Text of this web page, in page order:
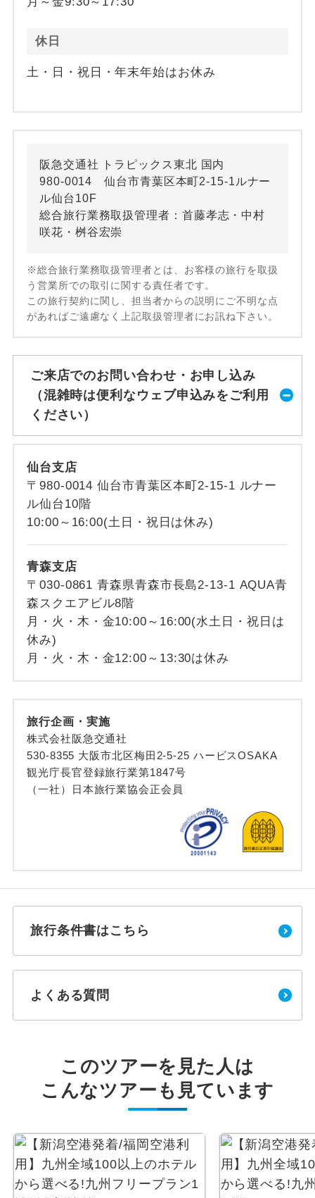
休日
土・日・祝日・年末年始はお休み
阪急交通社 トラピックス東北 国内
980-0014 仙台市青葉区本町2-15-1ルナー
ル仙台10F
総合旅行業務取扱管理者：首藤孝志・中村
咲花・桝谷宏崇
※総合旅行業務取扱管理者とは、お客様の旅行を取扱
う営業所での取引に関する責任者です。
この旅行契約に関し、担当者からの説明にご不明な点
があればご遠慮なく上記取扱管理者にお訊ね下さい。
ご来店でのお問い合わせ・お申し込み
（混雑時は便利なウェブ申込みをご利用
ください）
仙台支店
〒980-0014 仙台市青葉区本町2-15-1 ルナー
ル仙台10階
10:00～16:00(土日・祝日は休み)
青森支店
〒030-0861 青森県青森市長島2-13-1 AQUA青
森スクエアビル8階
月・火・木・金10:00～16:00(水土日・祝日は
休み)
月・火・木・金12:00～13:30は休み
旅行企画・実施
株式会社阪急交通社
530-8355 大阪市北区梅田2-5-25 ハービスOSAKA
観光庁長官登録旅行業第1847号
（一社）日本旅行業協会正会員
旅行条件書はこちら
よくある質問
このツアーを見た人は
こんなツアーも見ています